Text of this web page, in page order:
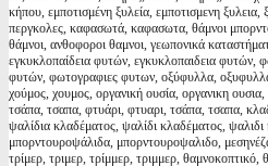
κήπου, εμποτισμένη ξυλεία, εμποτισμενη
περγκολες, καφασωτά, καφασωτα, θάμνοι
θάμνοι, ανθοφοροι θαμνοι, γεωπονικά
εγκυκλοπαίδεια φυτών, εγκυκλοπαιδεια
φυτών, φωτογραφιες φυτων, οξύφυλλα,
χούμος, χουμος, οργανική ουσία, οργανικη
τσάπα, τσαπα, φτυάρι, φτυαρι, τσάπα, τσαπα,
ψαλίδια κλαδέματος, ψαλίδι κλαδέματος,
μπορντουροψάλιδα, μπορντουροψαλιδο,
τρίμερ, τριμερ, τρίμμερ, τριμμερ,